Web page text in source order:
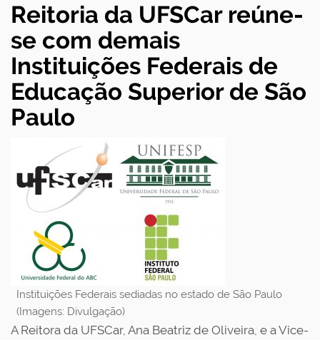
Reitoria da UFSCar reúne-
se com demais
Instituições Federais de
Educação Superior de São
Paulo
Instituições Federais sediadas no estado de São Paulo
(Imagens: Divulgação)
A Reitora da UFSCar, Ana Beatriz de Oliveira, e a Vice-